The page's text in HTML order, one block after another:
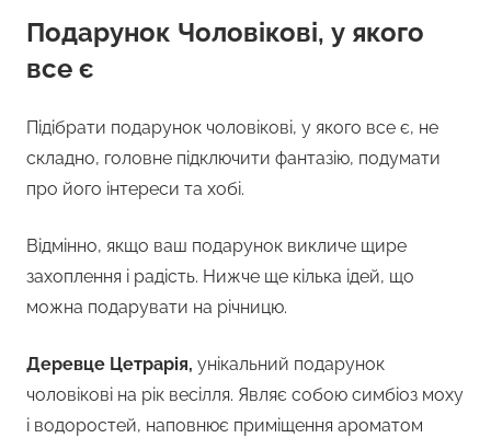
Подарунок Чоловікові, у якого
все є
Підібрати подарунок чоловікові, у якого все є, не
складно, головне підключити фантазію, подумати
про його інтереси та хобі.
Відмінно, якщо ваш подарунок викличе щире
захоплення і радість. Нижче ще кілька ідей, що
можна подарувати на річницю.
Деревце Цетрарія, унікальний подарунок
чоловікові на рік весілля. Являє собою симбіоз моху
і водоростей, наповнює приміщення ароматом